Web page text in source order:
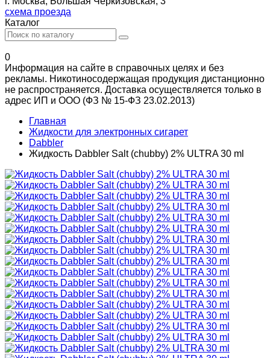
схема проезда
Каталог
0
Информация на сайте в справочных целях и без
рекламы. Никотиносодержащая продукция дистанционно
не распространяется. Доставка осуществляется только в
адрес ИП и ООО (ФЗ № 15-ФЗ 23.02.2013)
Главная
Жидкости для электронных сигарет
Dabbler
Жидкость Dabbler Salt (chubby) 2% ULTRA 30 ml